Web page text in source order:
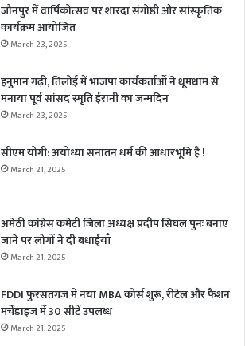
जौनपुर में वार्षिकोत्सव पर शारदा संगोष्ठी और सांस्कृतिक
कार्यक्रम आयोजित
March 23, 2025
हनुमान गढ़ी, तिलोई में भाजपा कार्यकर्ताओं ने धूमधाम से
मनाया पूर्व सांसद स्मृति ईरानी का जन्मदिन
March 23, 2025
सीएम योगी: अयोध्या सनातन धर्म की आधारभूमि है !
March 21, 2025
अमेठी कांग्रेस कमेटी जिला अध्यक्ष प्रदीप सिंघल पुनः बनाए
जाने पर लोगों ने दी बधाईयाँ
March 21, 2025
FDDI फुरसतगंज में नया MBA कोर्स शुरू, रीटेल और फैशन
मर्चेंडाइज में 30 सीटें उपलब्ध
March 21, 2025